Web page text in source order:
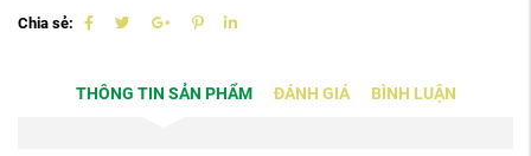
Chia sẻ:
THÔNG TIN SẢN PHẨM ĐÁNH GIÁ BÌNH LUẬN